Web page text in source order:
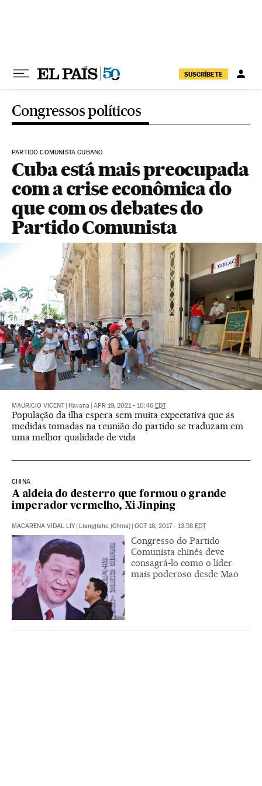
SUSCRÍBETE
Congressos políticos
PARTIDO COMUNISTA CUBANO
Cuba está mais preocupada
com a crise econômica do
que com os debates do
Partido Comunista
MAURICIO VICENT Havana APR 19, 2021 - 10:46 EDT
População da ilha espera sem muita expectativa que as
medidas tomadas na reunião do partido se traduzam em
uma melhor qualidade de vida
CHINA
A aldeia do desterro que formou o grande
imperador vermelho, Xi Jinping
MACARENA VIDAL LIY Liangjiahe (China) OCT 18, 2017 - 13:58 EDT
Congresso do Partido
Comunista chinês deve
consagrá-lo como o líder
mais poderoso desde Mao